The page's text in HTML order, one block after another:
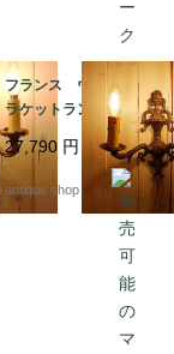
フランス ウォールブ
ラケットランプ*synm
etry twin neck
27,790 円
antique shop at's